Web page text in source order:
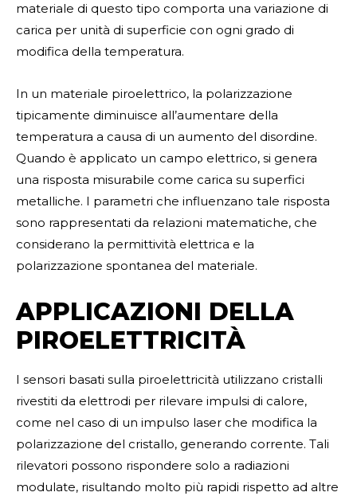
materiale di questo tipo comporta una variazione di
carica per unità di superficie con ogni grado di
modifica della temperatura.
In un materiale piroelettrico, la polarizzazione
tipicamente diminuisce all’aumentare della
temperatura a causa di un aumento del disordine.
Quando è applicato un campo elettrico, si genera
una risposta misurabile come carica su superfici
metalliche. I parametri che influenzano tale risposta
sono rappresentati da relazioni matematiche, che
considerano la permittività elettrica e la
polarizzazione spontanea del materiale.
APPLICAZIONI DELLA
PIROELETTRICITÀ
I sensori basati sulla piroelettricità utilizzano cristalli
rivestiti da elettrodi per rilevare impulsi di calore,
come nel caso di un impulso laser che modifica la
polarizzazione del cristallo, generando corrente. Tali
rilevatori possono rispondere solo a radiazioni
modulate, risultando molto più rapidi rispetto ad altre